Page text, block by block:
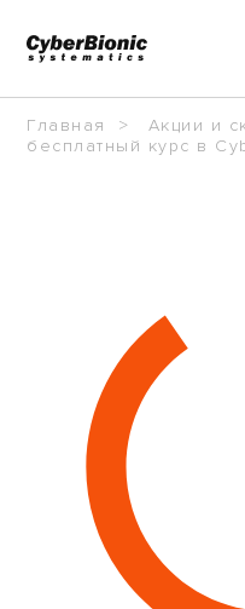
Главная Акции и
бесплатный курс в